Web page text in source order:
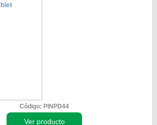
Código: PINPD44
Ver producto